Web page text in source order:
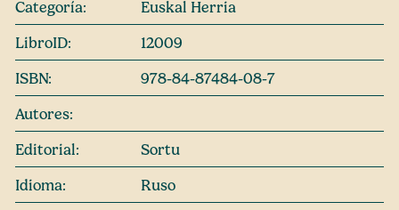
Categoría:
Euskal Herria
LibroID:
12009
ISBN:
978-84-87484-08-7
Autores:
Editorial:
Sortu
Idioma:
Ruso